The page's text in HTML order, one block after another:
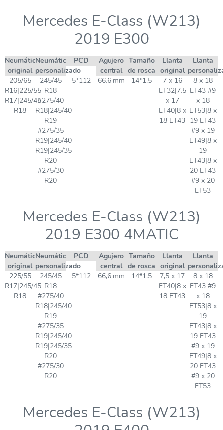
Mercedes E-Class (W213)
2019 E300
Neumático
original
Neumático
personalizado
PCD
Agujero
central
Tamaño
de rosca
Llanta
original
Llanta
205/65
R16|225/55
R17|245/45
R18
245/45
R18
#275/40
R18|245/40
R19
#275/35
R19|245/40
R19|245/35
R20
#275/30
R20
5*112 66,6 mm 14*1.5
7 x 16
ET32|7,5
x 17
ET40|8 x
18 ET43
8 x 18
ET43 #9
x 18
ET53|8 x
19 ET43
#9 x 19
ET49|8 x
19
ET43|8 x
20 ET43
#9 x 20
ET53
Mercedes E-Class (W213)
2019 E300 4MATIC
Neumático
original
Neumático
personalizado
PCD
Agujero
central
Tamaño
de rosca
Llanta
original
Llanta
225/55
R17|245/45
R18
245/45
R18
#275/40
R18|245/40
R19
#275/35
R19|245/40
R19|245/35
R20
#275/30
R20
5*112 66,6 mm 14*1.5
7,5 x 17
ET40|8 x
18 ET43
8 x 18
ET43 #9
x 18
ET53|8 x
19
ET43|8 x
19 ET43
#9 x 19
ET49|8 x
20 ET43
#9 x 20
ET53
Mercedes E-Class (W213)